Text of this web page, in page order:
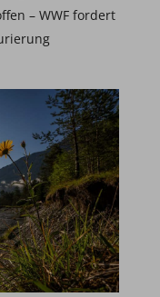
– WWF fordert